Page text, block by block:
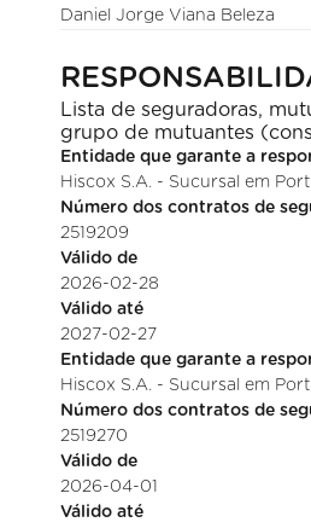
Daniel Jorge Viana Beleza
Lista de seguradoras,
grupo de mutuantes
Entidade que garante a
Hiscox S.A. - Sucursal em
Número dos contratos de
2519209
Válido de
2026-02-28
Válido até
2027-02-27
Entidade que garante a
Hiscox S.A. - Sucursal em
Número dos contratos de
2519270
Válido de
2026-04-01
Válido até